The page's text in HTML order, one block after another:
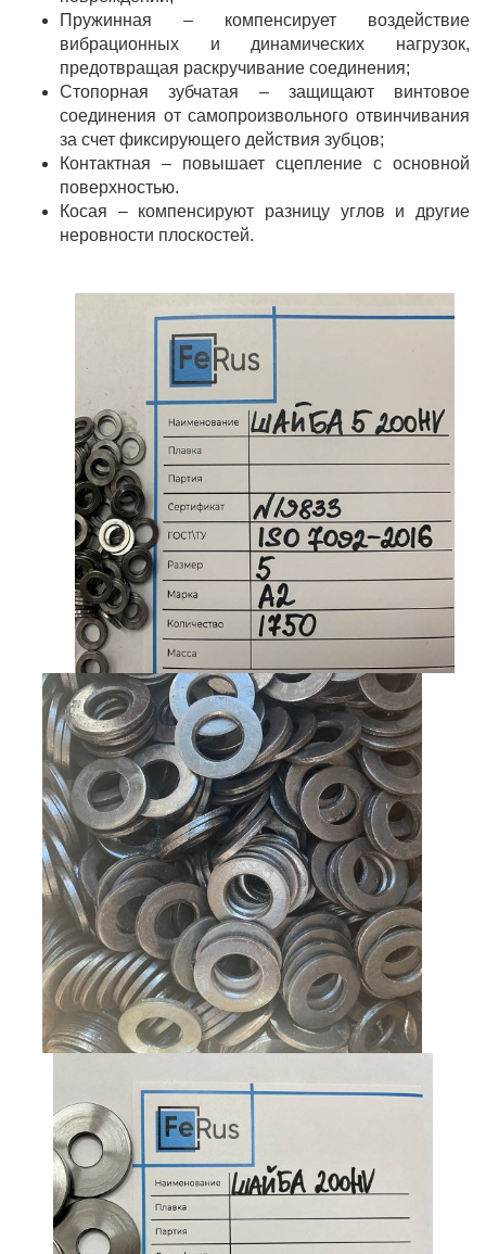
Пружинная – компенсирует воздействие
вибрационных и динамических нагрузок,
предотвращая раскручивание соединения;
Стопорная зубчатая – защищают винтовое
соединения от самопроизвольного отвинчивания
за счет фиксирующего действия зубцов;
Контактная – повышает сцепление с основной
поверхностью.
Косая – компенсируют разницу углов и другие
неровности плоскостей.